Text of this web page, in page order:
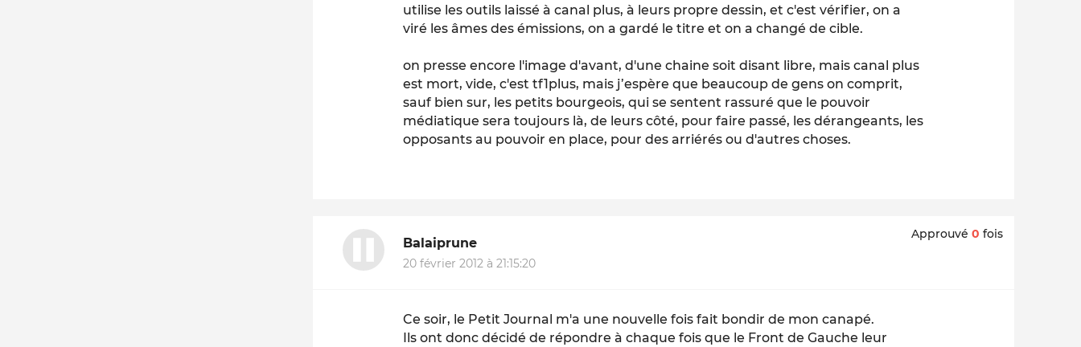
utilise les outils laissé à canal plus, à leurs propre dessin, et c'est vérifier, on a
viré les âmes des émissions, on a gardé le titre et on a changé de cible.
on presse encore l'image d'avant, d'une chaine soit disant libre, mais canal plus
est mort, vide, c'est tf1plus, mais j’espère que beaucoup de gens on comprit,
sauf bien sur, les petits bourgeois, qui se sentent rassuré que le pouvoir
médiatique sera toujours là, de leurs côté, pour faire passé, les dérangeants, les
opposants au pouvoir en place, pour des arriérés ou d'autres choses.
Balaiprune
20 février 2012 à 21:15:20
Approuvé 0 fois
Ce soir, le Petit Journal m'a une nouvelle fois fait bondir de mon canapé.
Ils ont donc décidé de répondre à chaque fois que le Front de Gauche leur